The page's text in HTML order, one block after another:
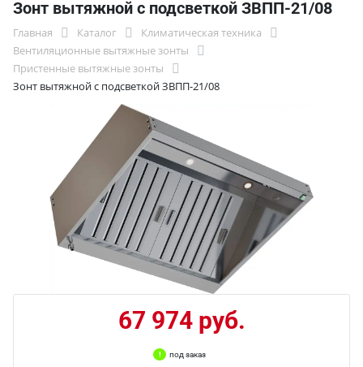
Зонт вытяжной с подсветкой ЗВПП-21/08
Главная Каталог
Климатическая техника
Вентиляционные вытяжные зонты
Пристенные вытяжные зонты
Зонт вытяжной с подсветкой ЗВПП-21/08
67 974 руб.
под заказ